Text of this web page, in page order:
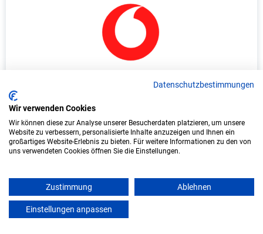
Duales Studium Wirtschaftsinformatik
(B.Sc.) am virtuellen Campus - Vodafone
GmbH - Eschborn
Vodafone GmbH
bundesweit
Start: Oktober 2026
Datenschutzbestimmungen
Wir verwenden Cookies
Wir können diese zur Analyse unserer Besucherdaten platzieren, um unsere
Website zu verbessern, personalisierte Inhalte anzuzeigen und Ihnen ein
großartiges Website-Erlebnis zu bieten. Für weitere Informationen zu den von
uns verwendeten Cookies öffnen Sie die Einstellungen.
Zustimmung Ablehnen
Einstellungen anpassen